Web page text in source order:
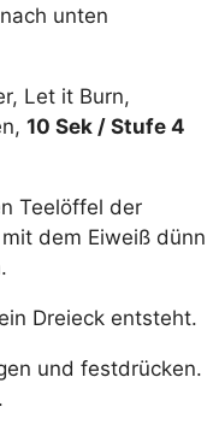
unten
Let it Burn,
10 Sek / Stufe 4
Teelöffel der
dem Eiweiß dünn
Dreieck entsteht.
und festdrücken.